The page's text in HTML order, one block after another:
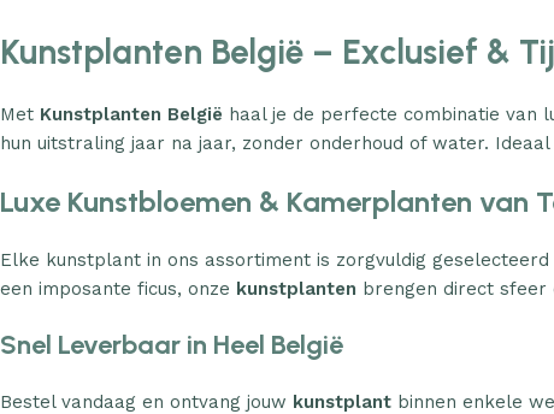
Kunstplanten België – Exclusief &
Met Kunstplanten België haal je de perfecte combinatie van
hun uitstraling jaar na jaar, zonder onderhoud of water.
Luxe Kunstbloemen & Kamerplanten van
Elke kunstplant in ons assortiment is zorgvuldig
een imposante ficus, onze kunstplanten brengen direct sfeer
Snel Leverbaar in Heel België
Bestel vandaag en ontvang jouw kunstplant binnen enkele